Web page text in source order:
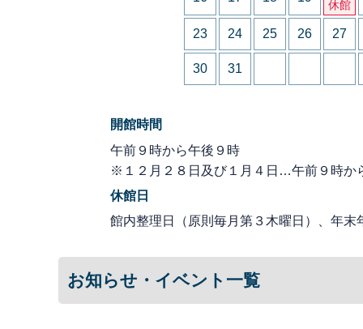
休館
23 24 25 26 27
30 31
開館時間
午前９時から午後９時
※１２月２８日及び１月４日…午前９時か
休館日
館内整理日（原則毎月第３木曜日）、年末
お知らせ・イベント一覧